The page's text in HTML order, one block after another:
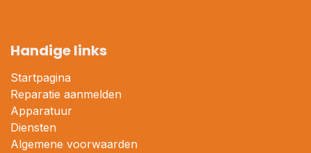
Handige links
Startpagina
Reparatie aanmelden
Apparatuur
Diensten
Algemene voorwaarden